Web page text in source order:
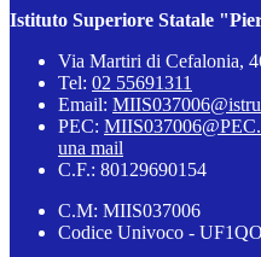
Istituto Superiore Statale
Via Martiri di Cefalonia,
Tel: 02 55691311
Email:
PEC:
una mail
C.F.: 80129690154
C.M: MIIS037006
Codice Univoco -